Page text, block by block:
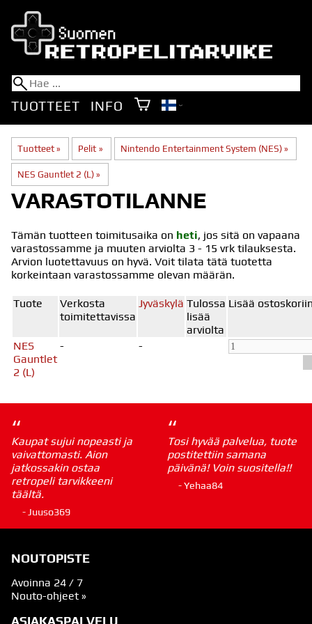
TUOTTEET INFO
Tuotteet ‪» Pelit ‪» Nintendo Entertainment System (NES) ‪»
NES Gauntlet 2 (L) ‪»
VARASTOTILANNE
Tämän tuotteen toimitusaika on heti, jos sitä on vapaana
varastossamme ja muuten arviolta 3 - 15 vrk tilauksesta.
Arvion luotettavuus on hyvä. Voit tilata tätä tuotetta
korkeintaan varastossamme olevan määrän.
Tuote
Verkosta
toimitettavissa
Jyväskylä Tulossa
lisää
arviolta
Lisää
NES
Gauntlet
2 (L)
- -
“
Kaupat sujui nopeasti ja
vaivattomasti. Aion
jatkossakin ostaa
retropeli tarvikkeeni
täältä.
- Juuso369
“
Tosi hyvää palvelua, tuote
postitettiin samana
päivänä! Voin suositella!!
- Yehaa84
NOUTOPISTE
Avoinna 24 / 7
Nouto-ohjeet »
ASIAKASPALVELU